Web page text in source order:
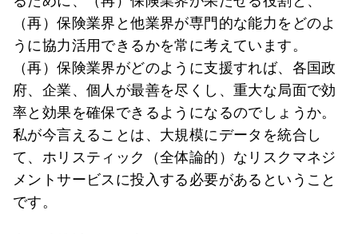
（再）保険業界と他業界が専門的な能力をどのよ
うに協力活用できるかを常に考えています。
（再）保険業界がどのように支援すれば、各国政
府、企業、個人が最善を尽くし、重大な局面で効
率と効果を確保できるようになるのでしょうか。
私が今言えることは、大規模にデータを統合し
て、ホリスティック（全体論的）なリスクマネジ
メントサービスに投入する必要があるということ
です。